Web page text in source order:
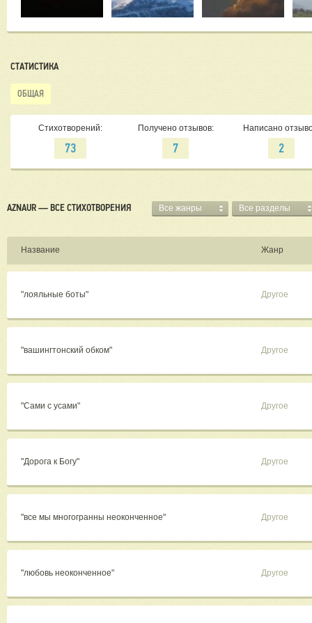
СТАТИСТИКА
ОБЩАЯ
Стихотворений:
73
Получено отзывов:
7
Написано
2
AZNAUR — ВСЕ СТИХОТВОРЕНИЯ Все жанры Все разделы
Название Жанр
"лояльные боты" Другое
"вашингтонский обком" Другое
"Сами с усами" Другое
"Дорога к Богу" Другое
"все мы многогранны неоконченное" Другое
"любовь неоконченное" Другое